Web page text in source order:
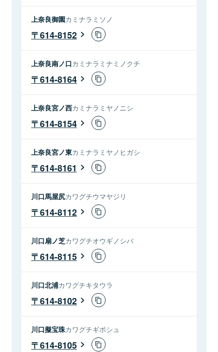
上奈良御園カミナラミソノ
614-8152
上奈良南ノ口カミナラミナミノクチ
614-8164
上奈良宮ノ西カミナラミヤノニシ
614-8154
上奈良宮ノ東カミナラミヤノヒガシ
614-8161
川口馬屋尻カワグチウマヤジリ
614-8112
川口扇ノ芝カワグチオウギノシバ
614-8115
川口北浦カワグチキタウラ
614-8102
川口擬宝珠カワグチギボシュ
614-8105